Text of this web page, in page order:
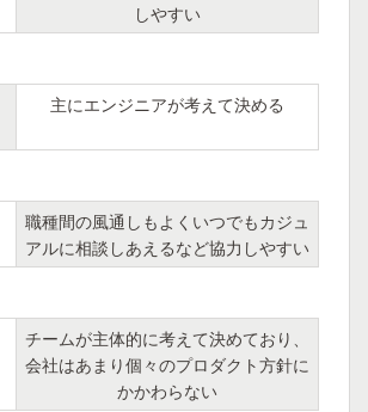
しやすい
主にエンジニアが考えて決める
職種間の風通しもよくいつでもカジュ
アルに相談しあえるなど協力しやすい
チームが主体的に考えて決めており、
会社はあまり個々のプロダクト方針に
かかわらない